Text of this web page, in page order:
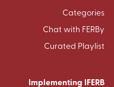
Categories
Chat with FERBy
Curated Playlist
Implementing IFERB